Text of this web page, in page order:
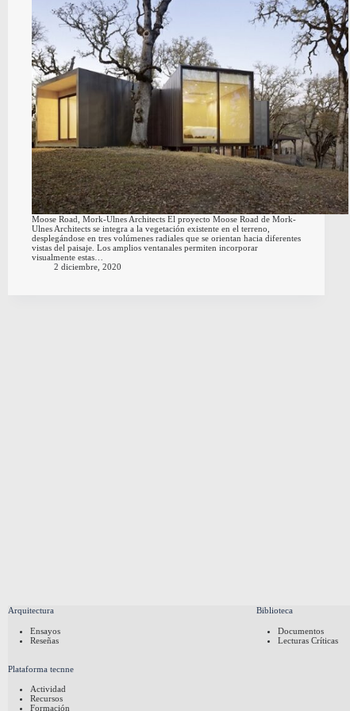
Moose Road, Mork-Ulnes Architects El proyecto Moose Road de Mork-
Ulnes Architects se integra a la vegetación existente en el terreno,
desplegándose en tres volúmenes radiales que se orientan hacia diferentes
vistas del paisaje. Los amplios ventanales permiten incorporar
visualmente estas…
2 diciembre, 2020
Arquitectura
Ensayos
Reseñas
Biblioteca
Documentos
Lecturas Críticas
Plataforma tecnne
Actividad
Recursos
Formación